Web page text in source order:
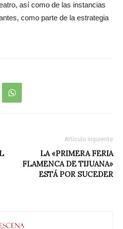
así como de las instancias
como parte de la estrategia
Artículo siguiente
LA «PRIMERA FERIA
FLAMENCA DE TIJUANA»
ESTÁ POR SUCEDER